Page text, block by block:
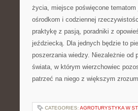
życia, miejsce poświęcone
ośrodkom i codziennej
praktykę z pasją, poradniki z
jeździecką. Dla jednych będzie to
poszerzania wiedzy. Niezależnie od
świata, w którym wierzchowiec
patrzeć na niego z większym
CATEGORIES: AGROTURYSTYKA W